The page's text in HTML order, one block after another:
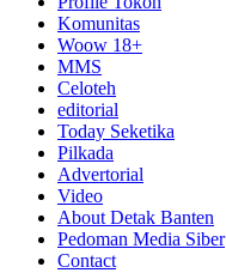
Komunitas
Woow 18+
MMS
Celoteh
editorial
Today Seketika
Pilkada
Advertorial
Video
About Detak Banten
Pedoman Media Siber
Contact